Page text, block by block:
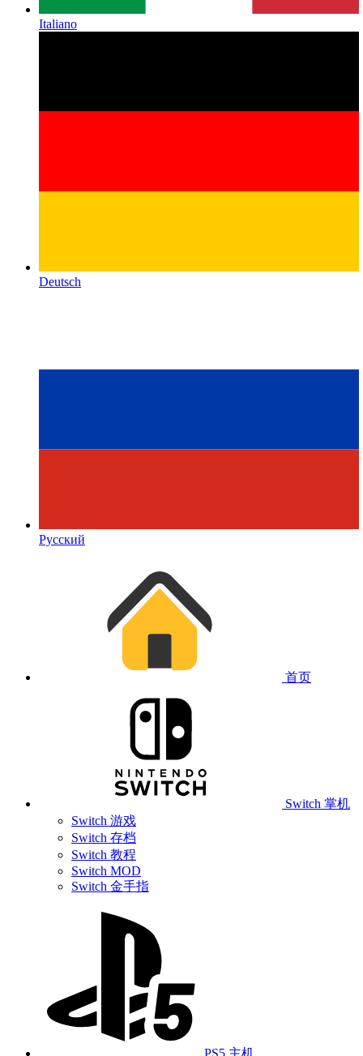
Italiano
Deutsch
Русский
首页
Switch 掌机
Switch 游戏
Switch 存档
Switch 教程
Switch MOD
Switch 金手指